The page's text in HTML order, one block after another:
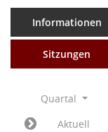
Informationen
Sitzungen
Quartal
Aktuell